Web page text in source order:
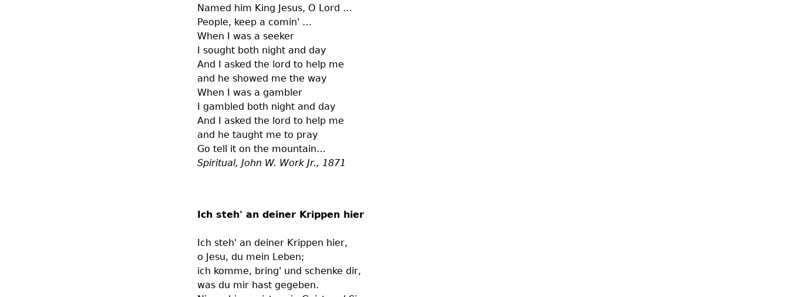
Named him King Jesus, O Lord …
People, keep a comin' …
When I was a seeker
I sought both night and day
And I asked the lord to help me
and he showed me the way
When I was a gambler
I gambled both night and day
And I asked the lord to help me
and he taught me to pray
Go tell it on the mountain…
Spiritual, John W. Work Jr., 1871
Ich steh' an deiner Krippen hier
Ich steh' an deiner Krippen hier,
o Jesu, du mein Leben;
ich komme, bring' und schenke dir,
was du mir hast gegeben.